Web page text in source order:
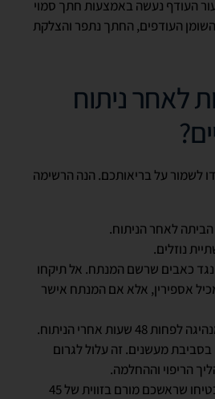
העודף נעשה באמצעות חתך סמוי
העודפים, החתך נתפר והצלקת
לאחר ניתוח
לשמור על בריאותכם. הנה הרשימה
לאחר הניתוח.
נוזלים.
כאבים שרשם המנתח. אל תיקחו
אספירין, אלא אם המנתח אישר
שעות אחרי הניתוח.
מעשנים. זה עלול לגרום
הריפוי וההחלמה.
כשאתם שוכבים, הבטיחו שראשכם מורם בזווית של 45